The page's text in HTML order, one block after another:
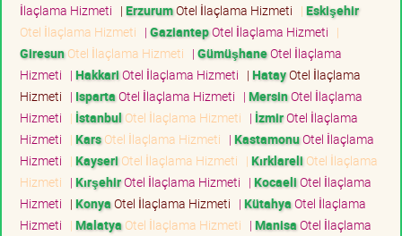
İlaçlama Hizmeti | ErzurumOtel İlaçlama Hizmeti | Eskişehir
Otel İlaçlama Hizmeti | GaziantepOtel İlaçlama Hizmeti |
GiresunOtel İlaçlama Hizmeti | GümüşhaneOtel İlaçlama
Hizmeti | HakkariOtel İlaçlama Hizmeti | HatayOtel İlaçlama
Hizmeti | IspartaOtel İlaçlama Hizmeti | MersinOtel İlaçlama
Hizmeti | İstanbul Otel İlaçlama Hizmeti | İzmirOtel İlaçlama
Hizmeti | KarsOtel İlaçlama Hizmeti | KastamonuOtel İlaçlama
Hizmeti | Kayseri Otel İlaçlama Hizmeti | Kırklareli Otel İlaçlama
Hizmeti | KırşehirOtel İlaçlama Hizmeti | KocaeliOtel İlaçlama
Hizmeti | KonyaOtel İlaçlama Hizmeti | KütahyaOtel İlaçlama
Hizmeti | Malatya Otel İlaçlama Hizmeti | ManisaOtel İlaçlama